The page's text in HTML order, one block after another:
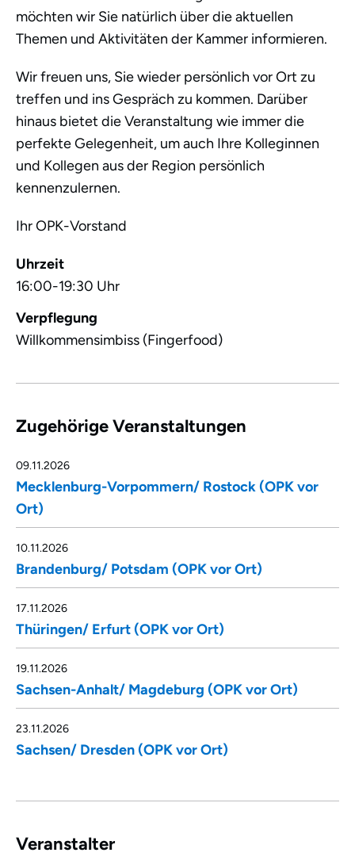
möchten wir Sie natürlich über die aktuellen
Themen und Aktivitäten der Kammer informieren.
Wir freuen uns, Sie wieder persönlich vor Ort zu
treffen und ins Gespräch zu kommen. Darüber
hinaus bietet die Veranstaltung wie immer die
perfekte Gelegenheit, um auch Ihre Kolleginnen
und Kollegen aus der Region persönlich
kennenzulernen.
Ihr OPK-Vorstand
Uhrzeit
16:00-19:30 Uhr
Verpflegung
Willkommensimbiss (Fingerfood)
Zugehörige Veranstaltungen
09.11.2026
Mecklenburg-Vorpommern/ Rostock (OPK vor
Ort)
10.11.2026
Brandenburg/ Potsdam (OPK vor Ort)
17.11.2026
Thüringen/ Erfurt (OPK vor Ort)
19.11.2026
Sachsen-Anhalt/ Magdeburg (OPK vor Ort)
23.11.2026
Sachsen/ Dresden (OPK vor Ort)
Veranstalter